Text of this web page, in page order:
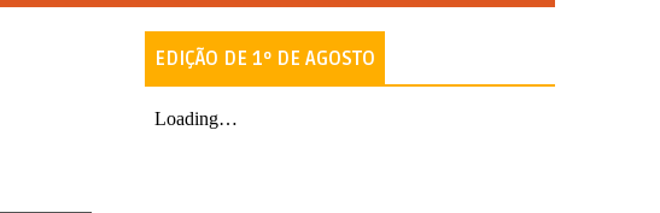
EDIÇÃO DE 1º DE AGOSTO